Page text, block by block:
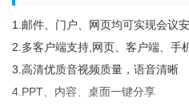
1.邮件、门户、网页均可实现会议
2.多客户端支持,网页、客户端、手
3.高清优质音视频质量，语音清晰
4.PPT、内容、桌面一键分享